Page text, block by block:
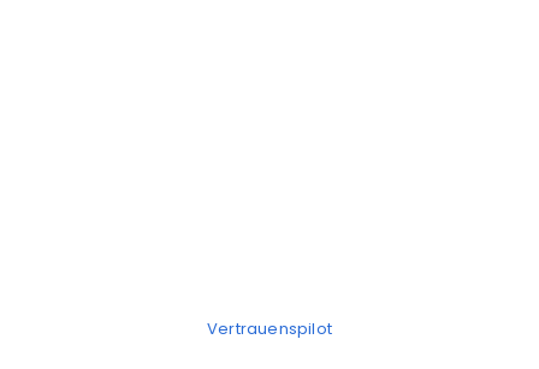
Vertrauenspilot